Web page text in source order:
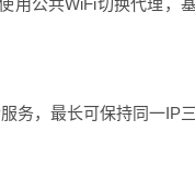
用公共WiFi切换代理，
务，最长可保持同一IP三